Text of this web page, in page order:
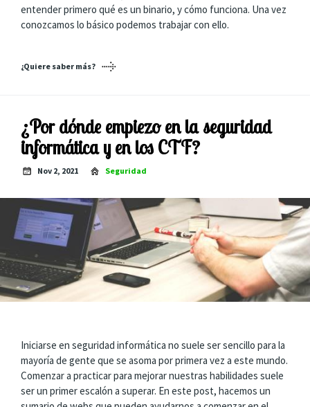
entender primero qué es un binario, y cómo funciona. Una vez
conozcamos lo básico podemos trabajar con ello.
¿Quiere saber más?
¿Por dónde empiezo en la seguridad
informática y en los CTF?
Nov 2, 2021 Seguridad
Iniciarse en seguridad informática no suele ser sencillo para la
mayoría de gente que se asoma por primera vez a este mundo.
Comenzar a practicar para mejorar nuestras habilidades suele
ser un primer escalón a superar. En este post, hacemos un